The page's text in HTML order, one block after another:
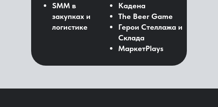
SMM в
закупках и
логистике
Кадена
The Beer Game
Герои Стеллажа и
Склада
МаркетPlays